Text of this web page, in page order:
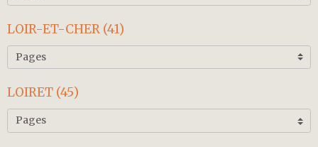
LOIR-ET-CHER (41)
LOIRET (45)